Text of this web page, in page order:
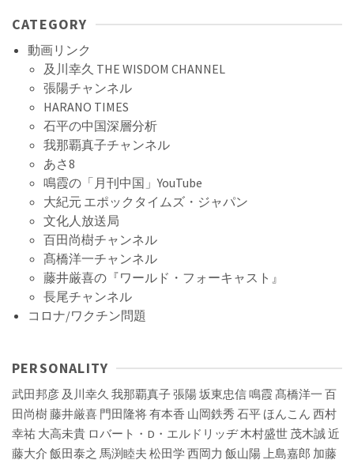
CATEGORY
動画リンク
及川幸久 THE WISDOM CHANNEL
張陽チャンネル
HARANO TIMES
石平の中国深層分析
我那覇真子チャンネル
あさ8
鳴霞の「月刊中国」YouTube
大紀元 エポックタイムズ・ジャパン
文化人放送局
百田尚樹チャンネル
髙橋洋一チャンネル
藤井厳喜の『ワールド・フォーキャスト』
長尾チャンネル
コロナ/ワクチン問題
PERSONALITY
武田邦彦 及川幸久 我那覇真子張陽坂東忠信鳴霞 髙橋洋一 百
田尚樹藤井厳喜 門田隆将有本香 山岡鉄秀 石平 ほんこん 西村
幸祐 大高未貴 ロバート・D・エルドリッヂ木村盛世 茂木誠近
藤大介 飯田泰之 馬渕睦夫 松田学 西岡力 飯山陽上島嘉郎 加藤